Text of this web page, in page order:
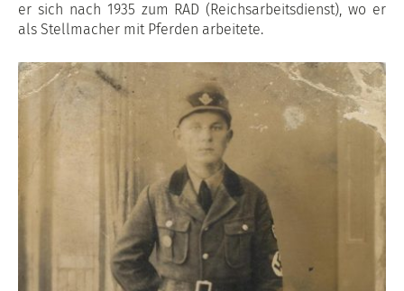
er sich nach 1935 zum RAD (Reichsarbeitsdienst), wo er
als Stellmacher mit Pferden arbeitete.